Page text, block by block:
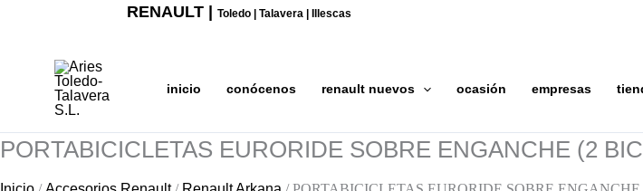
contenido
RENAULT | Toledo | Talavera | Illescas
inicio conócenos renault nuevos ocasión empresas
PORTABICICLETAS EURORIDE SOBRE ENGANCHE (2
PORTABICICLETAS
ENGANCHE
cantidad